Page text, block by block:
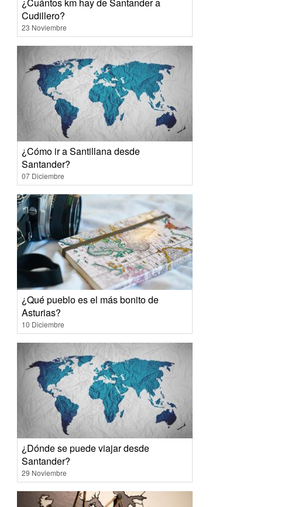
Cudillero?
23 Noviembre
¿Cómo ir a Santillana desde
Santander?
07 Diciembre
¿Qué pueblo es el más bonito de
Asturias?
10 Diciembre
¿Dónde se puede viajar desde
Santander?
29 Noviembre